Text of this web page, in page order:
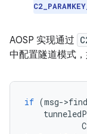
AOSP 实现通过
中配置隧道模式
if (msg->